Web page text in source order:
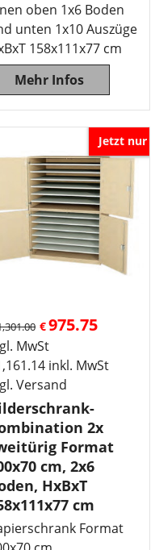
oben 1x6 Boden
unten 1x10 Auszüge
158x111x77 cm
Mehr Infos
Jetzt nur
€975.75
MwSt
inkl. MwSt
Versand
2x
Format
cm, 2x6
HxBxT
cm
Format